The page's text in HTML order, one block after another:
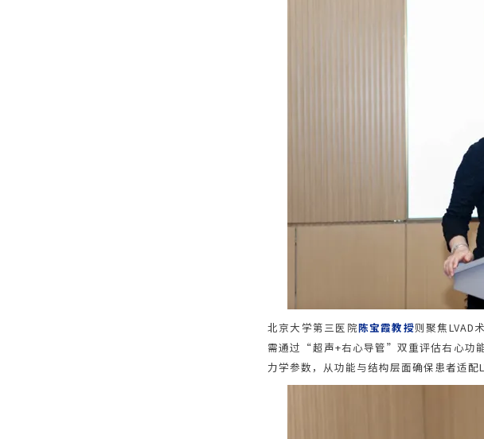
北京大学第三医院陈宝霞教授则聚焦LVAD
需通过“超声+右心导管”双重评估右心功
力学参数，从功能与结构层面确保患者适配